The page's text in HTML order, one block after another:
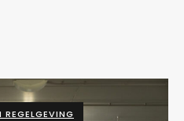
REGELGEVING